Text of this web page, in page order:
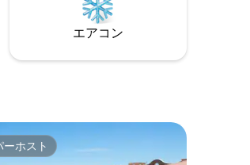
エアコン
ーホスト
ーホスト